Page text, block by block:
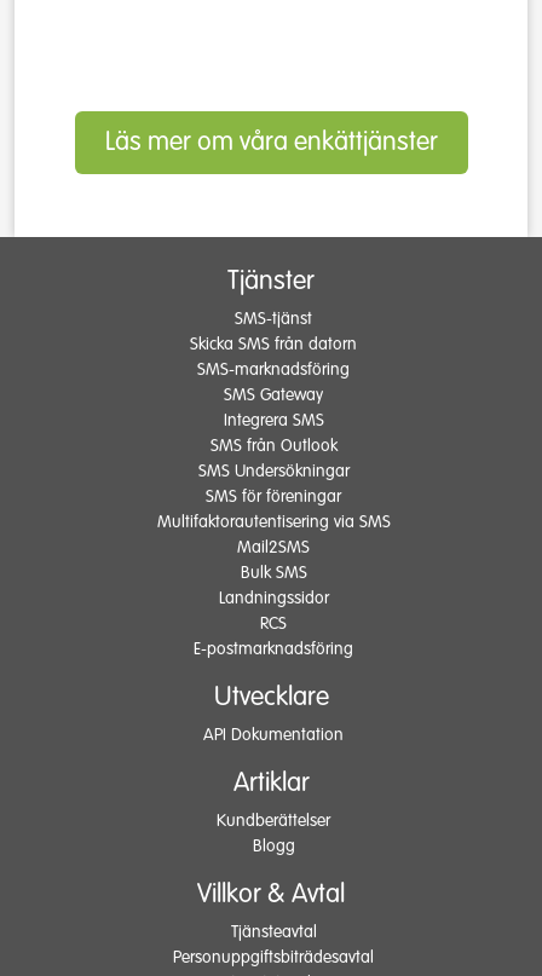
Läs mer om våra enkättjänster
Tjänster
SMS-tjänst
Skicka SMS från datorn
SMS-marknadsföring
SMS Gateway
Integrera SMS
SMS från Outlook
SMS Undersökningar
SMS för föreningar
Multifaktorautentisering via SMS
Mail2SMS
Bulk SMS
Landningssidor
RCS
E-postmarknadsföring
Utvecklare
API Dokumentation
Artiklar
Kundberättelser
Blogg
Villkor & Avtal
Tjänsteavtal
Personuppgiftsbiträdesavtal